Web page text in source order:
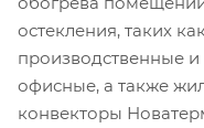
остекления, таких
производственные и
офисные, а также
конвекторы